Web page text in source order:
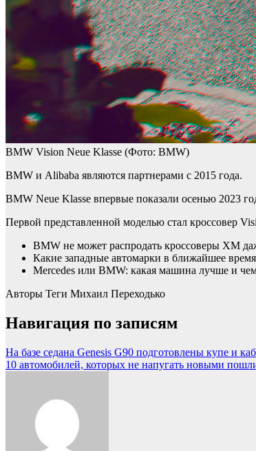
BMW Vision Neue Klasse (Фото: BMW)
BMW и Alibaba являются партнерами с 2015 года.
BMW Neue Klasse впервые показали осенью 2023
Первой представленной моделью стал кроссовер
BMW не может распродать кроссоверы ХМ
Какие западные автомарки в ближайшее
Mercedes или BMW: какая машина лучше и
Авторы Теги Михаил Переходько
Навигация по записям
На базе седана Genesis G90 подготовлены купе и
10 автомобилей, которых не напугать новыми